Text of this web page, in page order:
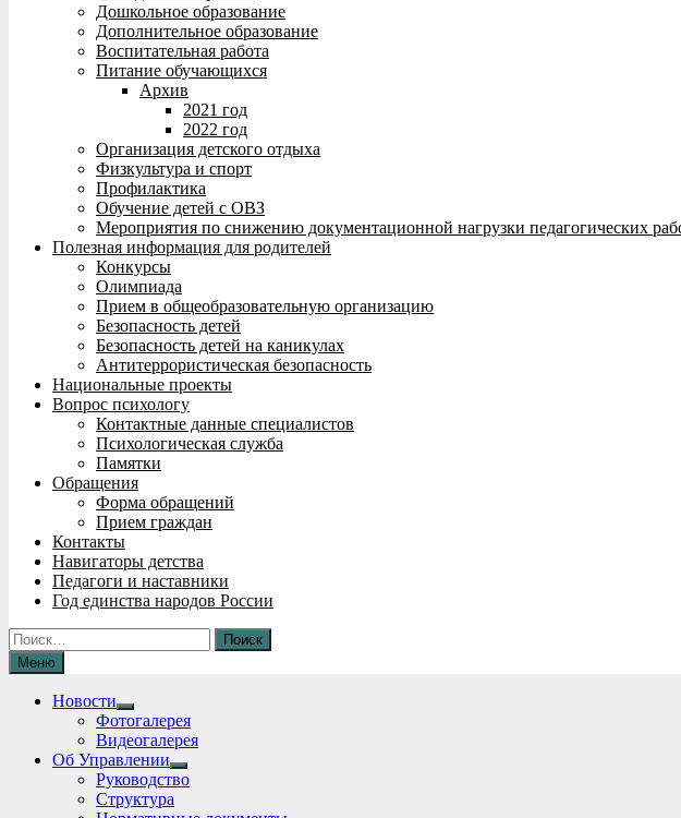
Дошкольное образование
Дополнительное образование
Воспитательная работа
Питание обучающихся
Архив
2021 год
2022 год
Организация детского отдыха
Физкультура и спорт
Профилактика
Обучение детей с ОВЗ
Мероприятия по снижению документационной нагрузки педагогических
Полезная информация для родителей
Конкурсы
Олимпиада
Прием в общеобразовательную организацию
Безопасность детей
Безопасность детей на каникулах
Антитеррористическая безопасность
Национальные проекты
Вопрос психологу
Контактные данные специалистов
Психологическая служба
Памятки
Обращения
Форма обращений
Прием граждан
Контакты
Навигаторы детства
Педагоги и наставники
Год единства народов России
Найти:
Меню
Новости
Show
sub
menu
Фотогалерея
Видеогалерея
Об Управлении
Show
sub
Руководство
Структура